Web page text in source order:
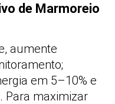
de Marmoreio
aumente
em 5–10% e
Para maximizar